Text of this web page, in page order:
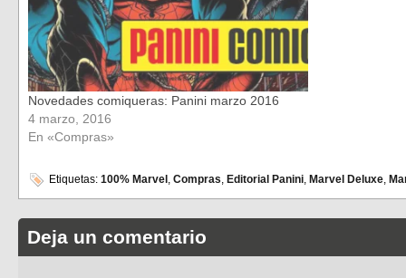
Novedades comiqueras: Panini marzo 2016
4 marzo, 2016
En «Compras»
Etiquetas: 100% Marvel , Compras, Editorial Panini, Marvel Deluxe,
Deja un comentario